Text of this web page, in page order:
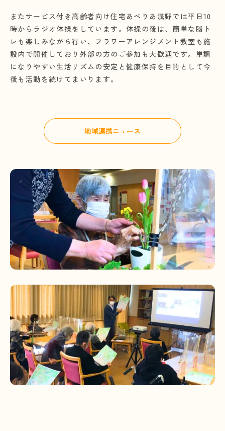
またサービス付き高齢者向け住宅あべりあ浅野では平日10
時からラジオ体操をしています。体操の後は、簡単な脳ト
レも楽しみながら行い、フラワーアレンジメント教室も施
設内で開催しており外部の方のご参加も大歓迎です。単調
になりやすい生活リズムの安定と健康保持を目的として今
後も活動を続けてまいります。
地域連携ニュース